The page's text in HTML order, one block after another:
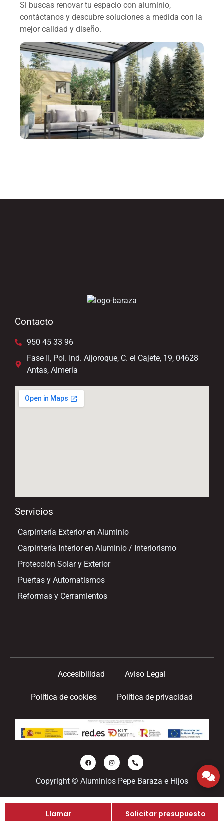
Si buscas renovar tu espacio con aluminio,
contáctanos y descubre soluciones a medida con la
mejor calidad y diseño.
Contacto
950 45 33 96
Fase II, Pol. Ind. Aljoroque, C. el Cajete, 19, 04628
Antas, Almería
Servicios
Carpintería Exterior en Aluminio
Carpintería Interior en Aluminio / Interiorismo
Protección Solar y Exterior
Puertas y Automatismos
Reformas y Cerramientos
Accesibilidad Aviso Legal
Política de cookies Política de privacidad
Copyright © Aluminios Pepe Baraza e Hijos
Llamar Solicitar presupuesto